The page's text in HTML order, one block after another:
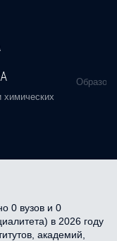
химических
0 вузов и 0
в 2026 году
академий,